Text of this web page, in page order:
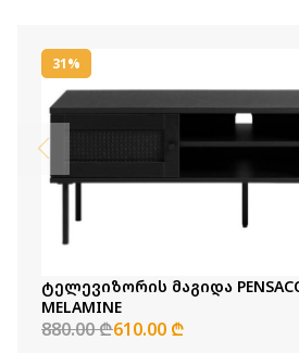
31%
ტელევიზორის მაგიდა PENSACOLA 120 სმ
MELAMINE
880.00 ₾610.00 ₾